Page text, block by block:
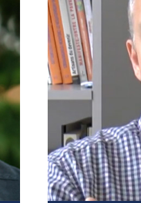
•
•
• DESS
et